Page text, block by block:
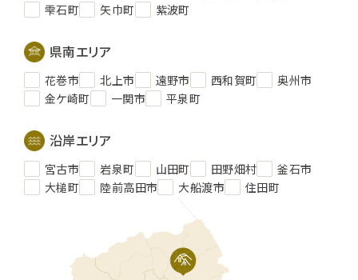
雫石町
矢巾町 紫波町
県南エリア
花巻市 北上市 遠野市 西和賀町
奥州市
金ケ崎町
一関市 平泉町
沿岸エリア
宮古市 岩泉町 山田町 田野畑村
釜石市
大槌町
陸前高田市 大船渡市 住田町